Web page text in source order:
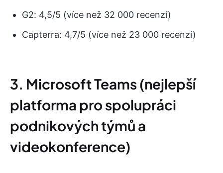
G2: 4,5/5 (více než 32 000 recenzí)
Capterra: 4,7/5 (více než 23 000 recenzí)
3. Microsoft Teams (nejlepší
platforma pro spolupráci
podnikových týmů a
videokonference)